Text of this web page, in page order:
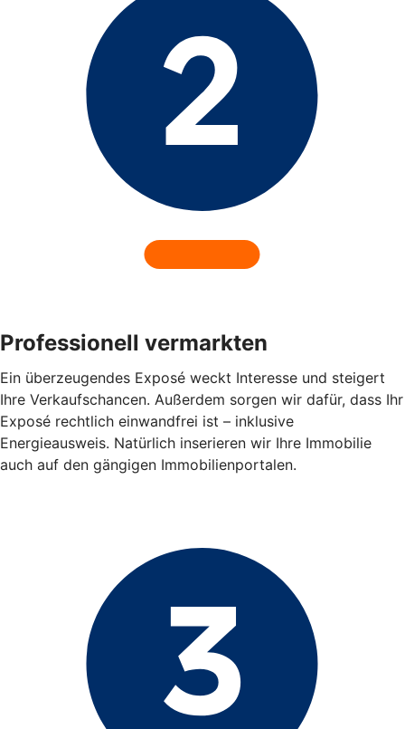
Professionell vermarkten
Ein überzeugendes Exposé weckt Interesse und steigert
Ihre Verkaufschancen. Außerdem sorgen wir dafür, dass Ihr
Exposé rechtlich einwandfrei ist – inklusive
Energieausweis. Natürlich inserieren wir Ihre Immobilie
auch auf den gängigen Immobilienportalen.